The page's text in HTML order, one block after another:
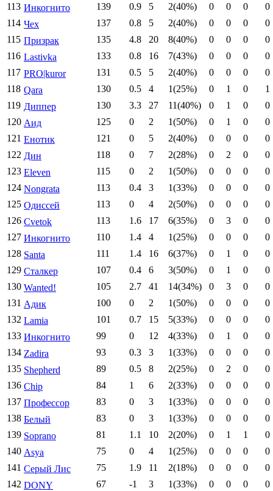
113 Инкогнито 139 0.9 5 2(40%) 0 0 0
0
114 Чех 137 0.8 5 2(40%) 0 0 0
0
115 Призрак 135 4.8 20 8(40%) 0 0 0
0
116 Lastivka 133 0.8 16 7(43%) 0 0 0
0
117 PRO|kuror 131 0.5 5 2(40%) 0 0 0
0
118 Qara 130 0.5 4 1(25%) 0 1 0
1
119 Диппер 130 3.3 27 11(40%) 0 1 0
0
120 Аид 125 0 2 1(50%) 0 1 0
0
121 Енотик 121 0 5 2(40%) 0 0 0
0
122 Дин 118 0 7 2(28%) 0 2 0
0
123 Eleven 115 0 2 1(50%) 0 0 0
0
124 Nongrata 113 0.4 3 1(33%) 0 0 0
0
125 Одиссей 113 0 4 2(50%) 0 0 0
0
126 Cvetok 113 1.6 17 6(35%) 0 3 0
0
127 Инкогнито 110 1.4 4 1(25%) 0 0 0
0
128 Santa 111 1.4 16 6(37%) 0 1 0
0
129 Сталкер 107 0.4 6 3(50%) 0 1 0
0
130 Wanted! 105 2.7 41 14(34%) 0 3 0
0
131 Адик 100 0 2 1(50%) 0 0 0
0
132 Lamia 101 0.7 15 5(33%) 0 0 0
0
133 Инкогнито 99 0 12 4(33%) 0 1 0
0
134 Zadira 93 0.3 3 1(33%) 0 0 0
0
135 Shepherd 89 0.5 8 2(25%) 0 2 0
0
136 Chip 84 1 6 2(33%) 0 0 0
0
137 Профессор 83 0 3 1(33%) 0 0 0
0
138 Белый 83 0 3 1(33%) 0 0 0
0
139 Soprano 81 1.1 10 2(20%) 0 1 1
0
140 Asya 75 0 4 1(25%) 0 0 0
0
141 Серый Лис 75 1.9 11 2(18%) 0 0 0
0
142 DONY 67 -1 3 1(33%) 0 0 0
0